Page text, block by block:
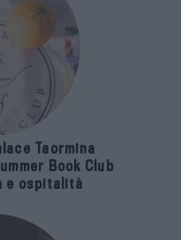
Taormina
Book Club
ospitalità